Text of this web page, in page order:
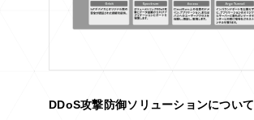
DDoS攻撃防御ソリューションについて